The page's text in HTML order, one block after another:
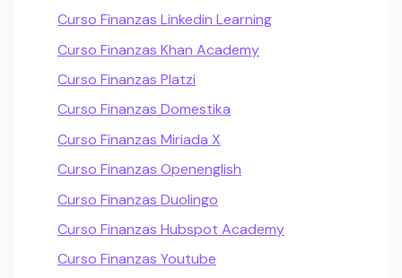
Curso Finanzas Linkedin Learning
Curso Finanzas Khan Academy
Curso Finanzas Platzi
Curso Finanzas Domestika
Curso Finanzas Miriada X
Curso Finanzas Openenglish
Curso Finanzas Duolingo
Curso Finanzas Hubspot Academy
Curso Finanzas Youtube